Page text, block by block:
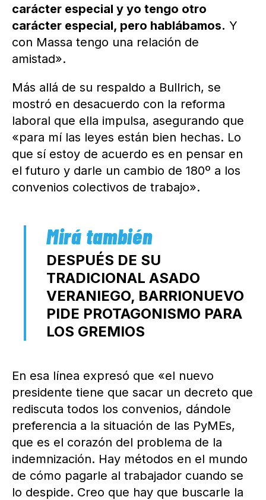
carácter especial y yo tengo otro
carácter especial, pero hablábamos. Y
con Massa tengo una relación de
amistad».
Más allá de su respaldo a Bullrich, se
mostró en desacuerdo con la reforma
laboral que ella impulsa, asegurando que
«para mí las leyes están bien hechas. Lo
que sí estoy de acuerdo es en pensar en
el futuro y darle un cambio de 180º a los
convenios colectivos de trabajo».
DESPUÉS DE SU
TRADICIONAL ASADO
VERANIEGO, BARRIONUEVO
PIDE PROTAGONISMO PARA
LOS GREMIOS
En esa línea expresó que «el nuevo
presidente tiene que sacar un decreto que
rediscuta todos los convenios, dándole
preferencia a la situación de las PyMEs,
que es el corazón del problema de la
indemnización. Hay métodos en el mundo
de cómo pagarle al trabajador cuando se
lo despide. Creo que hay que buscarle la